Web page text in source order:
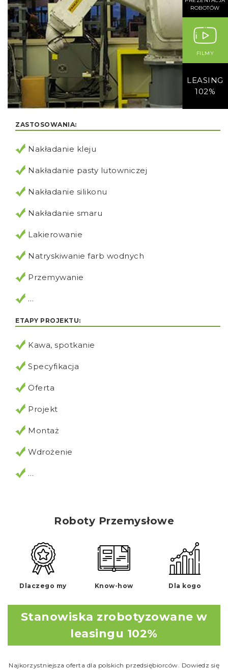
ZASTOSOWANIA:
Nakładanie kleju
Nakładanie pasty lutowniczej
Nakładanie silikonu
Nakładanie smaru
Lakierowanie
Natryskiwanie farb wodnych
Przemywanie
…
ETAPY PROJEKTU:
Kawa, spotkanie
Specyfikacja
Oferta
Projekt
Montaż
Wdrożenie
…
Roboty Przemysłowe
Dlaczego my Know-how Dla kogo
Stanowiska zrobotyzowane w
leasingu 102%
Najkorzystniejsza oferta dla polskich przedsiębiorców. Dowiedz się
ROBOTÓW
FILMY
LEASING
102%